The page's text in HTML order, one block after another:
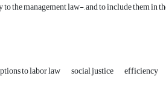
management law-, and to include them in
to labor law social justice efficiency